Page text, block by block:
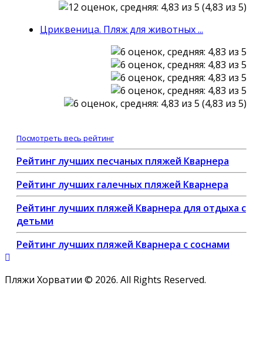
(4,83 из 5)
Цриквеница. Пляж для животных ...
(4,83 из 5)
Посмотреть весь рейтинг
Рейтинг лучших песчаных пляжей Кварнера
Рейтинг лучших галечных пляжей Кварнера
Рейтинг лучших пляжей Кварнера для отдыха с
детьми
Рейтинг лучших пляжей Кварнера с соснами
Пляжи Хорватии © 2026. All Rights Reserved.